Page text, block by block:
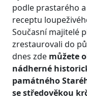
podle prastarého
receptu
Současní majitelé
zrestaurovali do
dnes zde můžete
nádherné
památného
se středověkou